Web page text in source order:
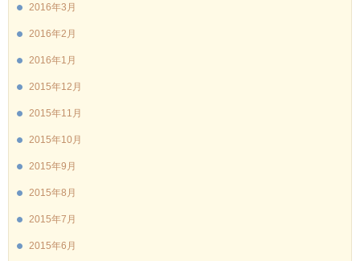
2016年3月
2016年2月
2016年1月
2015年12月
2015年11月
2015年10月
2015年9月
2015年8月
2015年7月
2015年6月